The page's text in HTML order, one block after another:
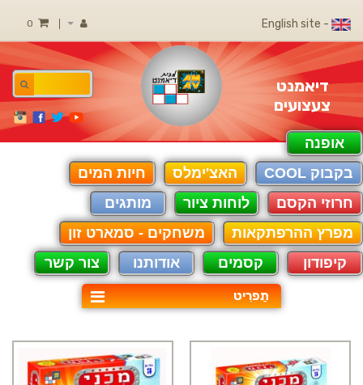
- English site
דיאמנט
צעצועים
אופנה
בקבוק COOL
האצ'ימלס
חיות המים
חרוזי הקסם
לוחות ציור
מותגים
מפרץ ההרפתקאות
משחקים - סמארט זון
קיפודון
קסמים אודותנו צור קשר
תַפרִיט